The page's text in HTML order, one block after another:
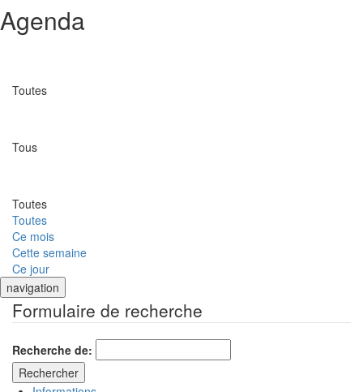
Agenda
Toutes
Tous
Toutes
Toutes
Ce mois
Cette semaine
Ce jour
navigation
Formulaire de recherche
Recherche de: